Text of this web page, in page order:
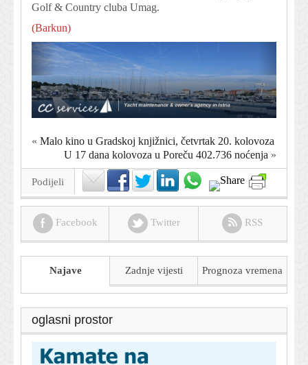
Golf & Country cluba Umag.
(Barkun)
« Malo kino u Gradskoj knjižnici, četvrtak 20. kolovoza
U 17 dana kolovoza u Poreču 402.736 noćenja »
Podijeli
Facebook Twitter RSS
Najave Zadnje vijesti Prognoza vremena
oglasni prostor